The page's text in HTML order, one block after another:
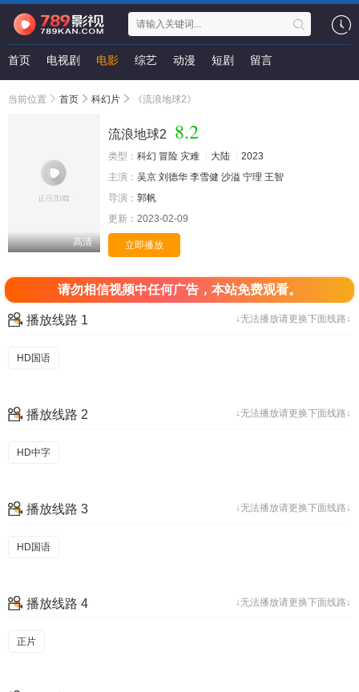
首页 电视剧 电影 综艺 动漫 短剧 留言
当前位置 首页 科幻片 《流浪地球2》
高清
流浪地球2 8.2
类型： 科幻 冒险 灾难 大陆
2023
主演： 吴京 刘德华 李雪健 沙溢 宁理 王智
导演： 郭帆
更新： 2023-02-09
立即播放
请勿相信视频中任何广告，本站免费观看。
↓无法播放请更换下面线路↓
播放线路 1
HD国语
↓无法播放请更换下面线路↓
播放线路 2
HD中字
↓无法播放请更换下面线路↓
播放线路 3
HD国语
↓无法播放请更换下面线路↓
播放线路 4
正片